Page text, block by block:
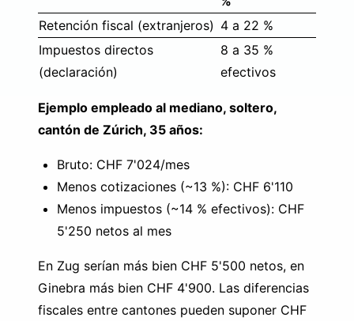
Retención fiscal (extranjeros) 4 a 22 %
Impuestos directos
(declaración)
8 a 35 %
efectivos
Ejemplo empleado al mediano, soltero,
cantón de Zúrich, 35 años:
Bruto: CHF 7'024/mes
Menos cotizaciones (~13 %): CHF 6'110
Menos impuestos (~14 % efectivos): CHF
5'250 netos al mes
En Zug serían más bien CHF 5'500 netos, en
Ginebra más bien CHF 4'900. Las diferencias
fiscales entre cantones pueden suponer CHF